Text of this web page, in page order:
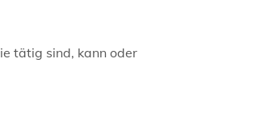
tätig sind, kann oder